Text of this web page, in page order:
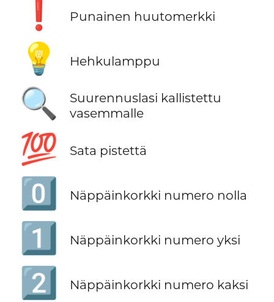
❗ Punainen huutomerkki
💡 Hehkulamppu
🔍
Suurennuslasi kallistettu
vasemmalle
💯 Sata pistettä
0️⃣ Näppäinkorkki numero nolla
1️⃣ Näppäinkorkki numero yksi
2️⃣ Näppäinkorkki numero kaksi